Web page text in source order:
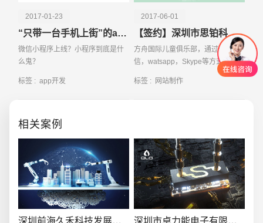
2017-01-23
“只带一台手机上街”的app生活模式 你造吗？
微信小程序上线？小程序到底是什
么鬼？
标签 : app开发
2017-06-01
【签约】深圳市思铂科技有限公司网站设计
方舟国际儿童俱乐部，通过QQ，微
信，watsapp，Skype等方式互相学
习，热情欢迎的家庭基地，交流交
流和信息。我们新的学习方式激发
标签 : 网站制作
相关案例
创意品牌型网站 · 标准企业官网建设 · 外贸网